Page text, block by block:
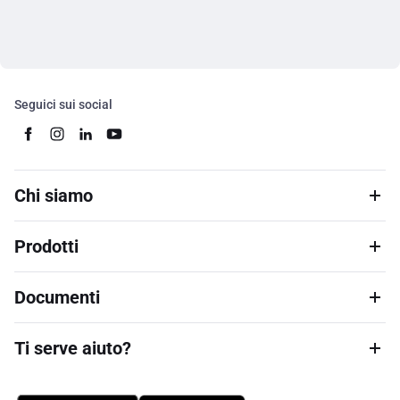
Seguici sui social
Chi siamo
Prodotti
Documenti
Ti serve aiuto?